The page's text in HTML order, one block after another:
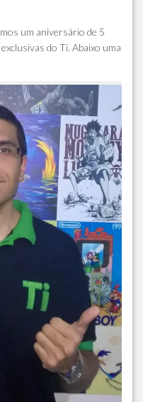
um aniversário de 5
do Ti. Abaixo uma